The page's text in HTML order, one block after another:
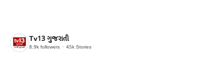
Tv13 ગુજરાતી
8.9k followers 45k Stories